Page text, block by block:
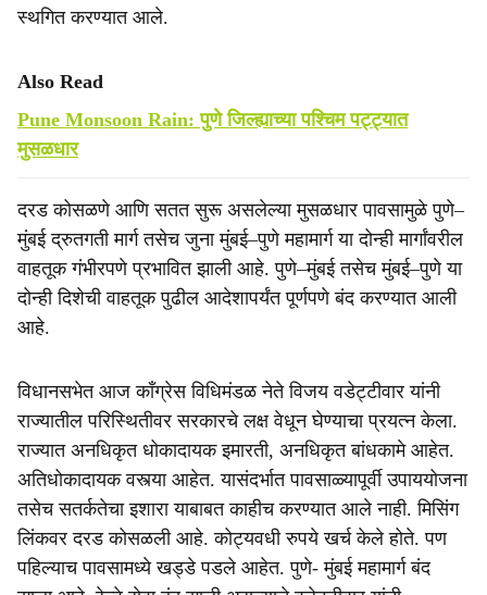
स्थगित करण्यात आले.
Also Read
Pune Monsoon Rain: पुणे जिल्ह्याच्या पश्‍चिम पट्ट्यात
मुसळधार
दरड कोसळणे आणि सतत सुरू असलेल्या मुसळधार पावसामुळे पुणे–
मुंबई द्रुतगती मार्ग तसेच जुना मुंबई–पुणे महामार्ग या दोन्ही मार्गांवरील
वाहतूक गंभीरपणे प्रभावित झाली आहे. पुणे–मुंबई तसेच मुंबई–पुणे या
दोन्ही दिशेची वाहतूक पुढील आदेशापर्यंत पूर्णपणे बंद करण्यात आली
आहे.
विधानसभेत आज काँग्रेस विधिमंडळ नेते विजय वडेट्टीवार यांनी
राज्यातील परिस्थितीवर सरकारचे लक्ष वेधून घेण्याचा प्रयत्न केला.
राज्यात अनधिकृत धोकादायक इमारती, अनधिकृत बांधकामे आहेत.
अतिधोकादायक वस्त्या आहेत. यासंदर्भात पावसाळ्यापूर्वी उपाययोजना
तसेच सतर्कतेचा इशारा याबाबत काहीच करण्यात आले नाही. मिसिंग
लिंकवर दरड कोसळली आहे. कोट्यवधी रुपये खर्च केले होते. पण
पहिल्याच पावसामध्ये खड्डे पडले आहेत. पुणे- मुंबई महामार्ग बंद